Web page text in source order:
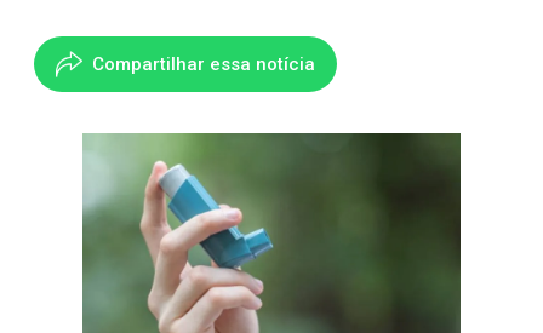
Compartilhar essa notícia